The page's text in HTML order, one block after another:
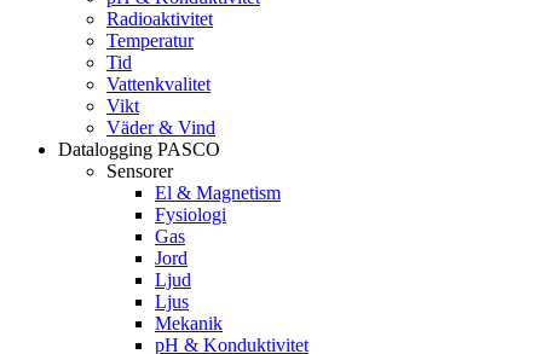
Radioaktivitet
Temperatur
Tid
Vattenkvalitet
Vikt
Väder & Vind
Datalogging PASCO
Sensorer
El & Magnetism
Fysiologi
Gas
Jord
Ljud
Ljus
Mekanik
pH & Konduktivitet